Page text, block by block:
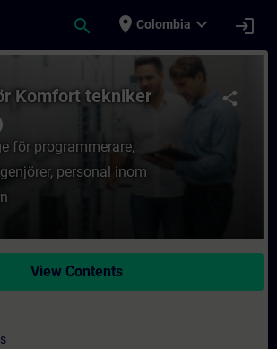
search place Colombia expand_more login
för Komfort tekniker
share
Komfort tekniker
för programmerare,
personal inom
View Contents